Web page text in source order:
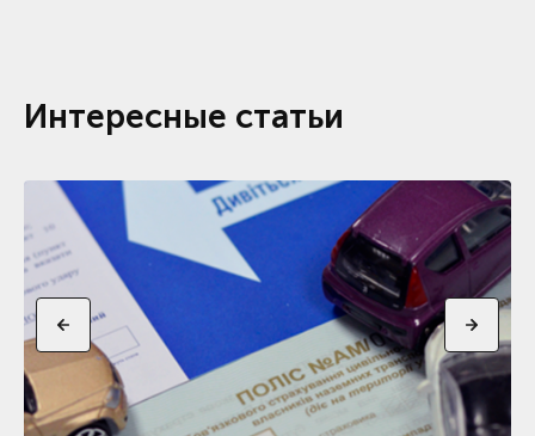
Интересные статьи